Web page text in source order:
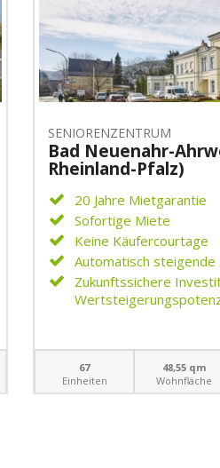
SENIORENZENTRUM
Bad Neuenahr-
Rheinland-Pfalz)
20 Jahre Mietgarantie
Sofortige Miete
Keine Käufercourtage
Automatisch
Zukunftssichere
67
Einheiten
48,55 qm
Wohnfläche